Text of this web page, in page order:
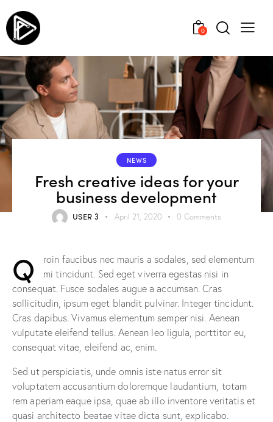
0
NEWS
Fresh creative ideas for your
business development
USER 3 April 21, 2020 0 Comments
Q
roin faucibus nec mauris a sodales, sed elementum
mi tincidunt. Sed eget viverra egestas nisi in
consequat. Fusce sodales augue a accumsan. Cras
sollicitudin, ipsum eget blandit pulvinar. Integer tincidunt.
Cras dapibus. Vivamus elementum semper nisi. Aenean
vulputate eleifend tellus. Aenean leo ligula, porttitor eu,
consequat vitae, eleifend ac, enim.
Sed ut perspiciatis, unde omnis iste natus error sit
voluptatem accusantium doloremque laudantium, totam
rem aperiam eaque ipsa, quae ab illo inventore veritatis et
quasi architecto beatae vitae dicta sunt, explicabo.